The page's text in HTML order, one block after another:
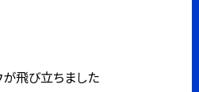
が飛び立ちました